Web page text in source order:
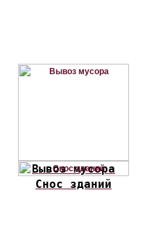
Вывоз мусора
Снос зданий